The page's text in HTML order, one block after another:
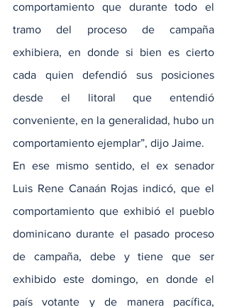
comportamiento que durante todo el
tramo del proceso de campaña
exhibiera, en donde si bien es cierto
cada quien defendió sus posiciones
desde el litoral que entendió
conveniente, en la generalidad, hubo un
comportamiento ejemplar”, dijo Jaime.
En ese mismo sentido, el ex senador
Luis Rene Canaán Rojas indicó, que el
comportamiento que exhibió el pueblo
dominicano durante el pasado proceso
de campaña, debe y tiene que ser
exhibido este domingo, en donde el
país votante y de manera pacífica,